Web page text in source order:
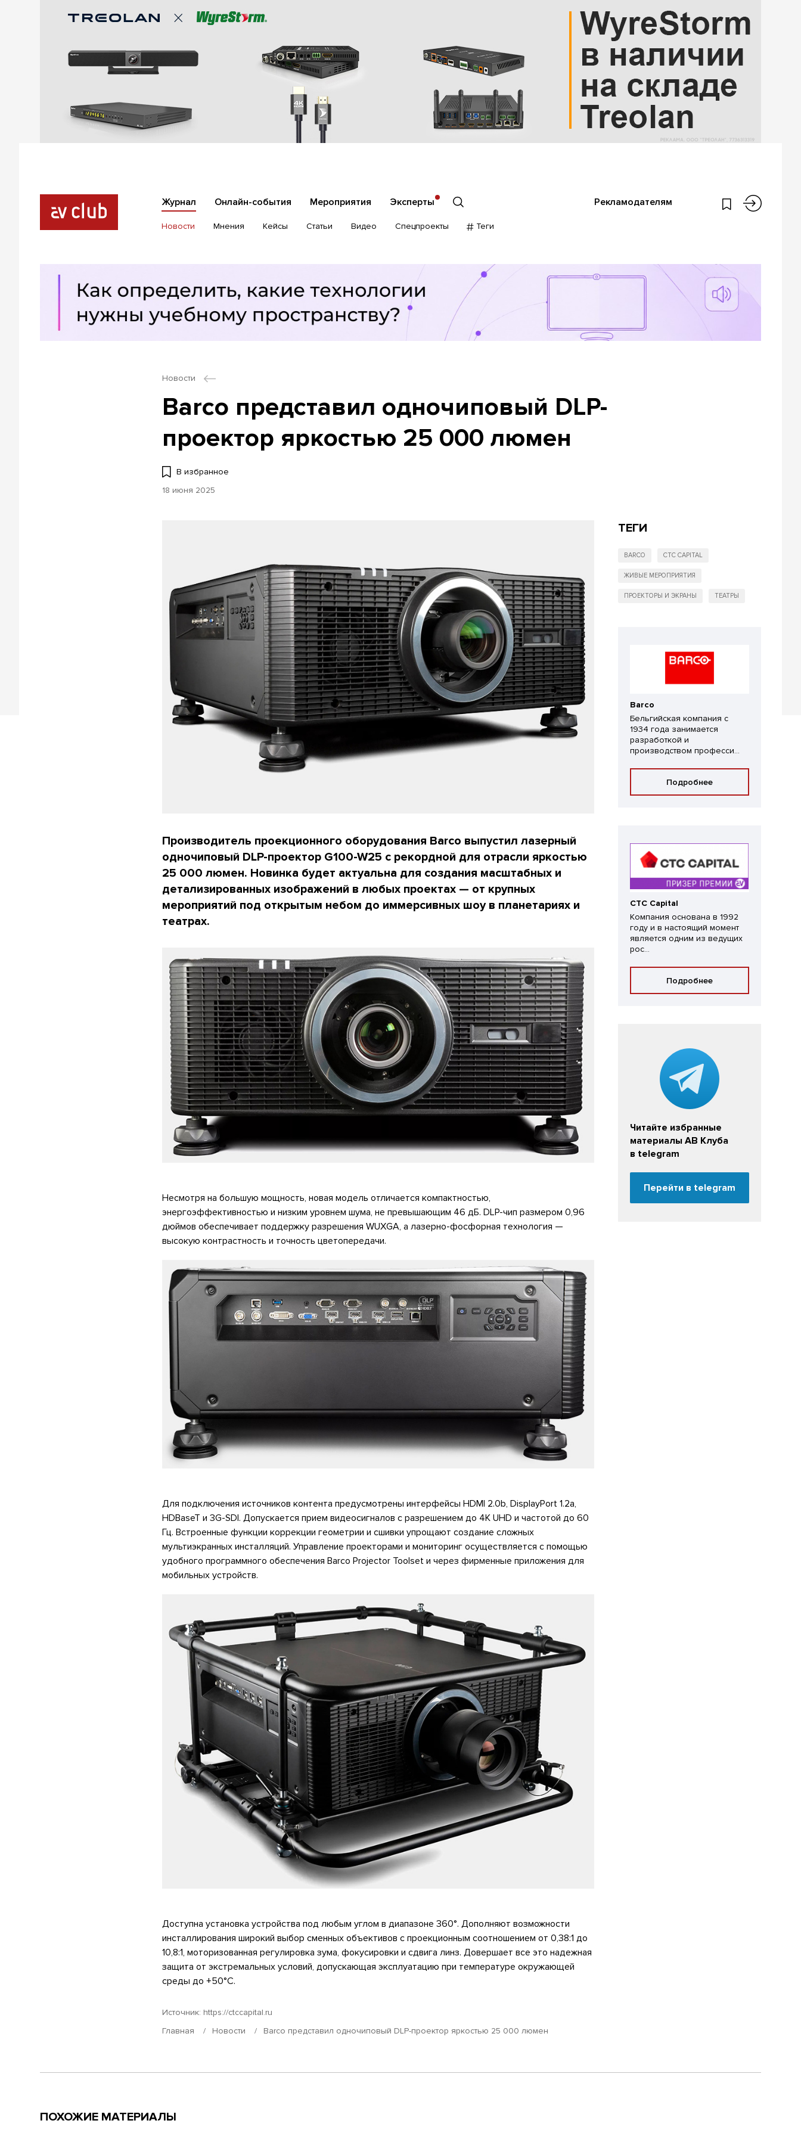
Журнал Онлайн-события Мероприятия Эксперты Рекламодателям
Новости Мнения Кейсы Статьи Видео Спецпроекты Теги
Новости
Barco представил одночиповый DLP-
проектор яркостью 25 000 люмен
В избранное
18 июня 2025
Производитель проекционного оборудования Barco выпустил лазерный
одночиповый DLP-проектор G100-W25 с рекордной для отрасли яркостью
25 000 люмен. Новинка будет актуальна для создания масштабных и
детализированных изображений в любых проектах — от крупных
мероприятий под открытым небом до иммерсивных шоу в планетариях и
театрах.
Несмотря на большую мощность, новая модель отличается компактностью,
энергоэффективностью и низким уровнем шума, не превышающим 46 дБ. DLP-чип размером 0,96
дюймов обеспечивает поддержку разрешения WUXGA, а лазерно-фосфорная технология —
высокую контрастность и точность цветопередачи.
Для подключения источников контента предусмотрены интерфейсы HDMI 2.0b, DisplayPort 1.2a,
HDBaseT и 3G-SDI. Допускается прием видеосигналов с разрешением до 4K UHD и частотой до 60
Гц. Встроенные функции коррекции геометрии и сшивки упрощают создание сложных
мультиэкранных инсталляций. Управление проекторами и мониторинг осуществляется с помощью
удобного программного обеспечения Barco Projector Toolset и через фирменные приложения для
мобильных устройств.
Доступна установка устройства под любым углом в диапазоне 360°. Дополняют возможности
инсталлирования широкий выбор сменных объективов с проекционным соотношением от 0,38:1 до
10,8:1, моторизованная регулировка зума, фокусировки и сдвига линз. Довершает все это надежная
защита от экстремальных условий, допускающая эксплуатацию при температуре окружающей
среды до +50°C.
Источник: https://ctccapital.ru
Главная
Новости Barco представил одночиповый DLP-проектор яркостью 25 000 люмен
ТЕГИ
BARCO CTC CAPITAL
ЖИВЫЕ МЕРОПРИЯТИЯ
ПРОЕКТОРЫ И ЭКРАНЫ ТЕАТРЫ
Barco
Бельгийская компания с
1934 года занимается
разработкой и
производством професси...
Подробнее
CTC Capital
Компания основана в 1992
году и в настоящий момент
является одним из ведущих
рос...
Подробнее
Читайте избранные
материалы АВ Клуба
в telegram
Перейти в telegram
ПОХОЖИЕ МАТЕРИАЛЫ